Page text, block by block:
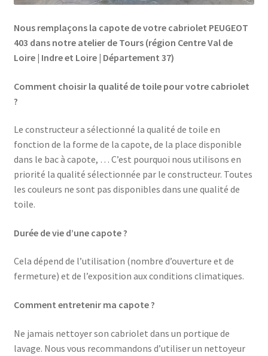
Nous remplaçons la capote de votre cabriolet PEUGEOT
403 dans notre atelier de Tours (région Centre Val de
Loire | Indre et Loire | Département 37)
Comment choisir la qualité de toile pour votre cabriolet
?
Le constructeur a sélectionné la qualité de toile en
fonction de la forme de la capote, de la place disponible
dans le bac à capote, … C’est pourquoi nous utilisons en
priorité la qualité sélectionnée par le constructeur. Toutes
les couleurs ne sont pas disponibles dans une qualité de
toile.
Durée de vie d’une capote ?
Cela dépend de l’utilisation (nombre d’ouverture et de
fermeture) et de l’exposition aux conditions climatiques.
Comment entretenir ma capote ?
Ne jamais nettoyer son cabriolet dans un portique de
lavage. Nous vous recommandons d’utiliser un nettoyeur